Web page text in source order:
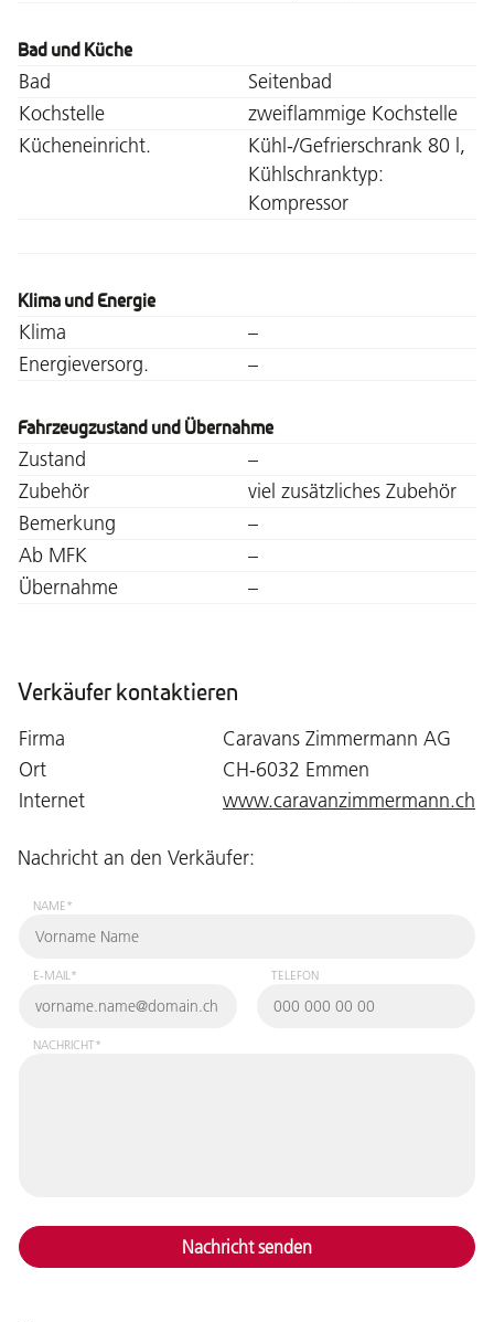
Bad und Küche
Bad
Seitenbad
Kochstelle
zweiflammige Kochstelle
Kücheneinricht.
Kühl-/Gefrierschrank 80 l,
Kühlschranktyp:
Kompressor
Klima und Energie
Klima
–
Energieversorg.
–
Fahrzeugzustand und Übernahme
Zustand
–
Zubehör
viel zusätzliches Zubehör
Bemerkung
–
Ab MFK
–
Übernahme
–
Verkäufer kontaktieren
Firma
Caravans Zimmermann AG
Ort
CH-6032 Emmen
Internet
www.caravanzimmermann.ch
Nachricht an den Verkäufer:
NAME*
E-MAIL* TELEFON
NACHRICHT*
Nachricht senden